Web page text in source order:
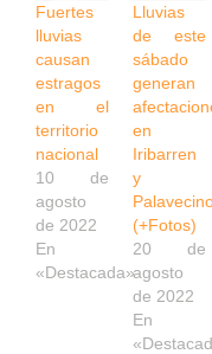
Fuertes
lluvias
causan
estragos
en el
territorio
nacional
10 de
agosto
de 2022
En
«Destacada»
Lluvias
de este
sábado
generan
en
Iribarren
y
(+Fotos)
20 de
agosto
de 2022
En